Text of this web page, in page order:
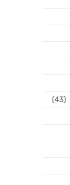
(43)